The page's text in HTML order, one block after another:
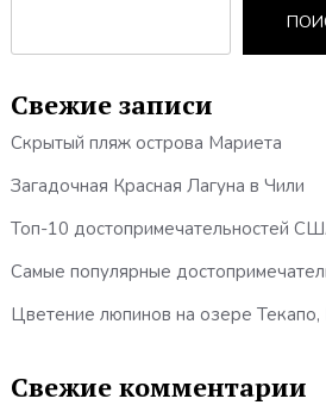
Свежие записи
Скрытый пляж острова Мариета
Загадочная Красная Лагуна в Чили
Топ-10 достопримечательностей
Самые популярные
Цветение люпинов на озере
Свежие комментарии